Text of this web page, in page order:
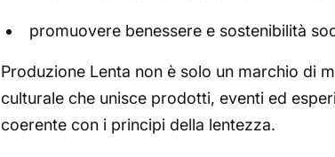
promuovere benessere e sostenibilità
Produzione Lenta non è solo un marchio di
culturale che unisce prodotti, eventi ed
coerente con i principi della lentezza.